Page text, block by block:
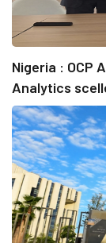
Nigeria : OCP
Analytics